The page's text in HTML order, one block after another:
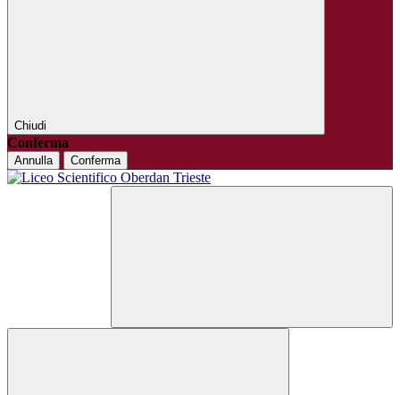
Chiudi
Conferma
Annulla Conferma